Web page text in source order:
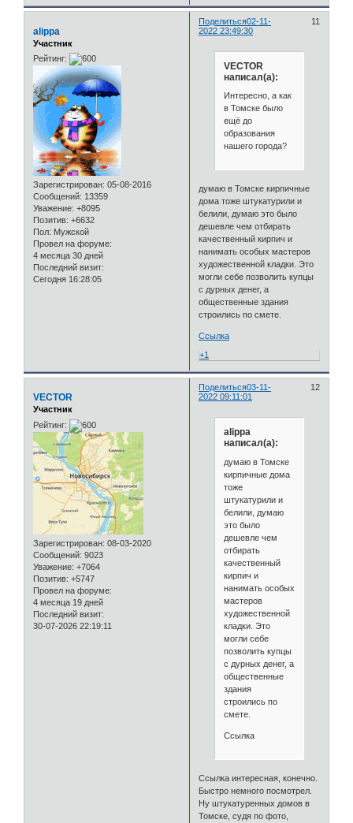
Поделиться 11
02-11-
2022 23:49:30
alippa
Участник
Рейтинг:
Зарегистрирован: 05-08-2016
Сообщений: 13359
Уважение: +8095
Позитив: +6632
Пол: Мужской
Провел на форуме:
4 месяца 30 дней
Последний визит:
Сегодня 16:28:05
VECTOR
написал(а):
Интересно, а как
в Томске было
ещё до
образования
нашего города?
думаю в Томске кирпичные
дома тоже штукатурили и
белили, думаю это было
дешевле чем отбирать
качественный кирпич и
нанимать особых мастеров
художественной кладки. Это
могли себе позволить купцы
с дурных денег, а
общественные здания
строились по смете.
Ссылка
+1
Поделиться 12
03-11-
2022 09:11:01
VECTOR
Участник
Рейтинг:
Зарегистрирован: 08-03-2020
Сообщений: 9023
Уважение: +7064
Позитив: +5747
Провел на форуме:
4 месяца 19 дней
Последний визит:
30-07-2026 22:19:11
alippa
написал(а):
думаю в Томске
кирпичные дома
тоже
штукатурили и
белили, думаю
это было
дешевле чем
отбирать
качественный
кирпич и
нанимать особых
мастеров
художественной
кладки. Это
могли себе
позволить купцы
с дурных денег, а
общественные
здания
строились по
смете.
Ссылка
Ссылка интересная, конечно.
Быстро немного посмотрел.
Ну штукатуренных домов в
Томске, судя по фото,